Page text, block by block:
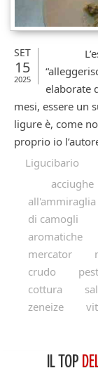
SET
15
2025
elaborate
mesi, essere un
ligure è, come
proprio io
Ligucibario
acciughe
all'ammiraglia
di camogli
aromatiche
mercator
crudo
cottura
zeneize
IL TOP